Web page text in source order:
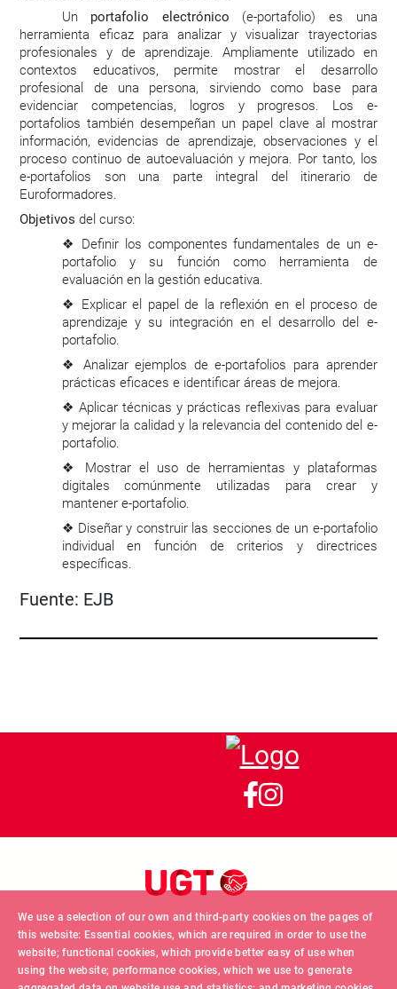
We use a selection of our own and third-party cookies on the pages of
this website: Essential cookies, which are required in order to use the
website; functional cookies, which provide better easy of use when
using the website; performance cookies, which we use to generate
Un portafolio electrónico (e-portafolio) es una
herramienta eficaz para analizar y visualizar trayectorias
profesionales y de aprendizaje. Ampliamente utilizado en
contextos educativos, permite mostrar el desarrollo
profesional de una persona, sirviendo como base para
evidenciar competencias, logros y progresos. Los e-
portafolios también desempeñan un papel clave al mostrar
información, evidencias de aprendizaje, observaciones y el
proceso continuo de autoevaluación y mejora. Por tanto, los
e-portafolios son una parte integral del itinerario de
Euroformadores.
Objetivos del curso:
❖
Definir los componentes fundamentales de un e-
portafolio y su función como herramienta de
evaluación en la gestión educativa.
❖
Explicar el papel de la reflexión en el proceso de
aprendizaje y su integración en el desarrollo del e-
portafolio.
❖
Analizar ejemplos de e-portafolios para aprender
prácticas eficaces e identificar áreas de mejora.
❖ Aplicar técnicas y prácticas reflexivas para evaluar
y mejorar la calidad y la relevancia del contenido del e-
portafolio.
❖
Mostrar el uso de herramientas y plataformas
digitales comúnmente utilizadas para crear y
mantener e-portafolio.
❖ Diseñar y construir las secciones de un e-portafolio
individual en función de criterios y directrices
específicas.
Fuente: EJB